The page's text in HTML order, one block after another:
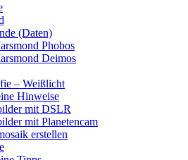
(Daten)
Phobos
Deimos
– Weißlicht
Hinweise
mit DSLR
mit Planetencam
erstellen